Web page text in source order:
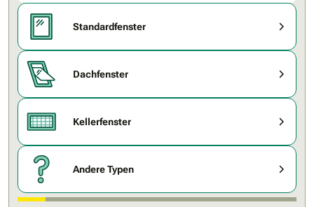
Standardfenster
Dachfenster
Kellerfenster
Andere Typen